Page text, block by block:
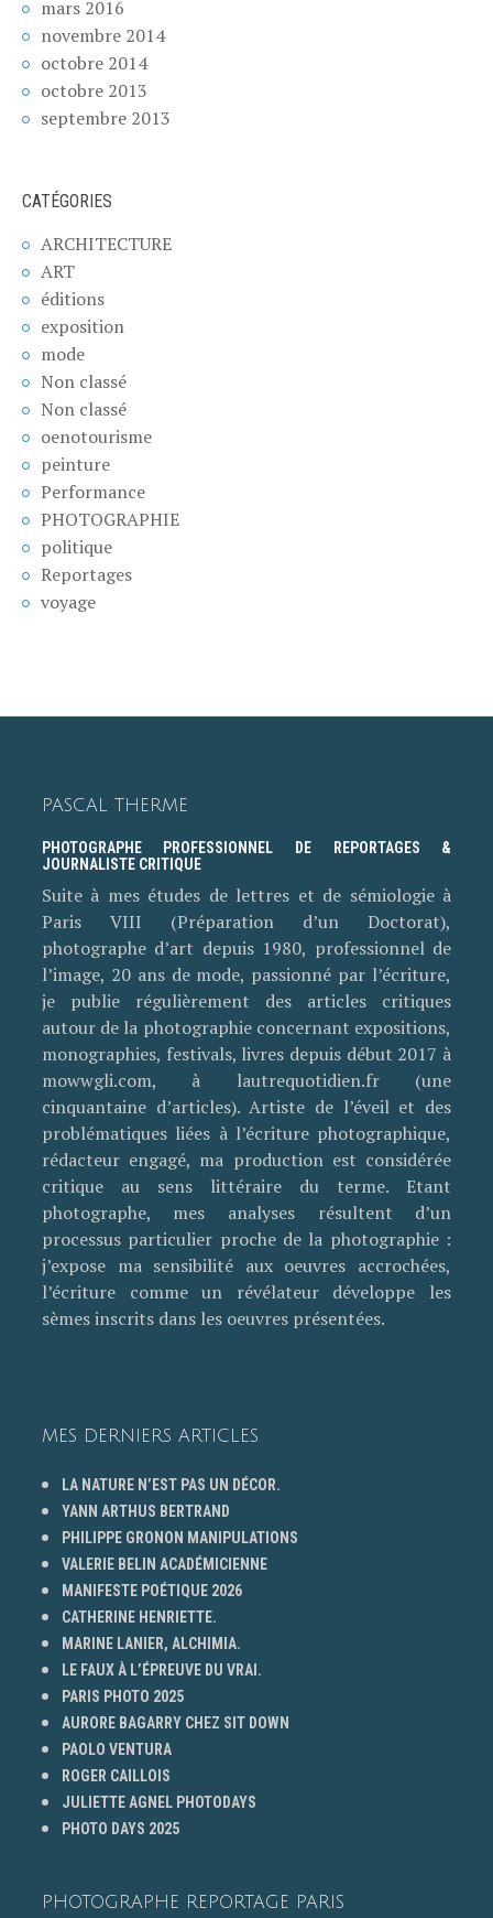
mars 2016
novembre 2014
octobre 2014
octobre 2013
septembre 2013
CATÉGORIES
ARCHITECTURE
ART
éditions
exposition
mode
Non classé
Non classé
oenotourisme
peinture
Performance
PHOTOGRAPHIE
politique
Reportages
voyage
PASCAL THERME
PHOTOGRAPHE PROFESSIONNEL DE REPORTAGES &
JOURNALISTE CRITIQUE
Suite à mes études de lettres et de sémiologie à
Paris VIII (Préparation d’un Doctorat),
photographe d’art depuis 1980, professionnel de
l’image, 20 ans de mode, passionné par l’écriture,
je publie régulièrement des articles critiques
autour de la photographie concernant expositions,
monographies, festivals, livres depuis début 2017 à
mowwgli.com, à lautrequotidien.fr (une
cinquantaine d’articles). Artiste de l’éveil et des
problématiques liées à l’écriture photographique,
rédacteur engagé, ma production est considérée
critique au sens littéraire du terme. Etant
photographe, mes analyses résultent d’un
processus particulier proche de la photographie :
j’expose ma sensibilité aux oeuvres accrochées,
l’écriture comme un révélateur développe les
sèmes inscrits dans les oeuvres présentées.
MES DERNIERS ARTICLES
LA NATURE N’EST PAS UN DÉCOR.
YANN ARTHUS BERTRAND
PHILIPPE GRONON MANIPULATIONS
VALERIE BELIN ACADÉMICIENNE
MANIFESTE POÉTIQUE 2026
CATHERINE HENRIETTE.
MARINE LANIER, ALCHIMIA.
LE FAUX À L’ÉPREUVE DU VRAI.
PARIS PHOTO 2025
AURORE BAGARRY CHEZ SIT DOWN
PAOLO VENTURA
ROGER CAILLOIS
JULIETTE AGNEL PHOTODAYS
PHOTO DAYS 2025
PHOTOGRAPHE REPORTAGE PARIS